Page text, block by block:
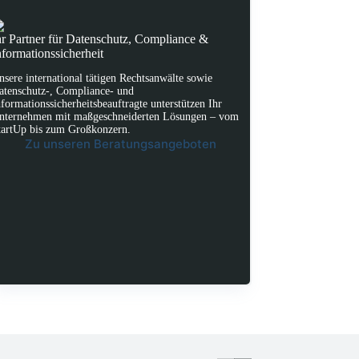
Partner für Datenschutz, Compliance &
international tätigen Rechtsanwälte sowie
, Compliance- und
unterstützen Ihr
mit maßgeschneiderten Lösungen – vom
bis zum Großkonzern.
Zu unseren Beratungsangeboten